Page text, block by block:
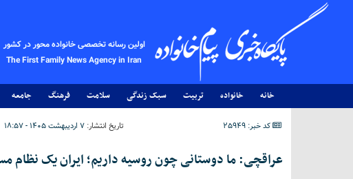
اولین رسانه تخصصی خانواده محور در کشور
The First Family News Agency in Iran
خانه خانواده تربیت سبک زندگی سلامت فرهنگ جامعه
کد خبر: 25949 تاریخ انتشار: ۷ اردیبهشت ۱۴۰۵ - ۱۸:۵۷
عراقچی: ما دوستانی چون روسیه داریم؛ ایران یک